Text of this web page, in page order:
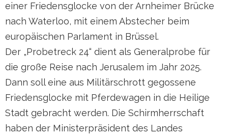
einer Friedensglocke von der Arnheimer Brücke
nach Waterloo, mit einem Abstecher beim
europäischen Parlament in Brüssel.
Der „Probetreck 24“ dient als Generalprobe für
die große Reise nach Jerusalem im Jahr 2025.
Dann soll eine aus Militärschrott gegossene
Friedensglocke mit Pferdewagen in die Heilige
Stadt gebracht werden. Die Schirmherrschaft
haben der Ministerpräsident des Landes